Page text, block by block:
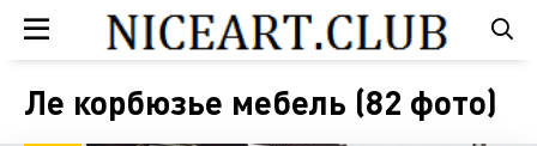
Ле корбюзье мебель (82 фото)